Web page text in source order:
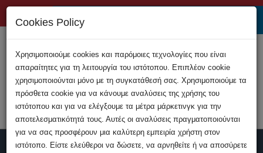
Cookies Policy
Χρησιμοποιούμε cookies και παρόμοιες τεχνολογίες που είναι
απαραίτητες για τη λειτουργία του ιστότοπου. Επιπλέον cookie
χρησιμοποιούνται μόνο με τη συγκατάθεσή σας. Χρησιμοποιούμε τα
πρόσθετα cookie για να κάνουμε αναλύσεις της χρήσης του
ιστότοπου και για να ελέγξουμε τα μέτρα μάρκετινγκ για την
αποτελεσματικότητά τους. Αυτές οι αναλύσεις πραγματοποιούνται
για να σας προσφέρουν μια καλύτερη εμπειρία χρήστη στον
ιστότοπο. Είστε ελεύθεροι να δώσετε, να αρνηθείτε ή να αποσύρετε